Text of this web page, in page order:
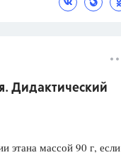
Дидактический
этана массой 90 г, если